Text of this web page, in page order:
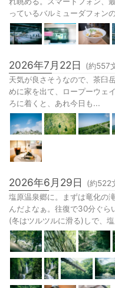
っているバルミューダフォン
2026年7月22日 (約557
天気が良さそうなので、茶臼
めに家を出て、ロープーウェ
ろに着くと、あれ今日も...
2026年6月29日 (約522
塩原温泉郷に。まずは竜化の
んだよなぁ。往復で30分ぐら
(冬はツルツルに滑る)しで、